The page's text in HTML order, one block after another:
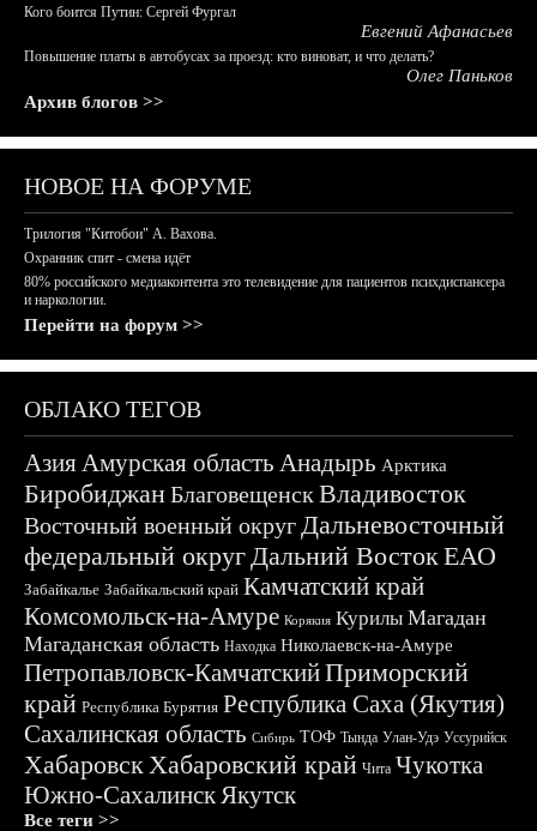
Кого боится Путин: Сергей Фургал
Евгений Афанасьев
Повышение платы в автобусах за проезд: кто виноват, и что делать?
Олег Паньков
Архив блогов >>
НОВОЕ НА ФОРУМЕ
Трилогия "Китобои" А. Вахова.
Охранник спит - смена идёт
80% российского медиаконтента это телевидение для пациентов психдиспансера
и наркологии.
Перейти на форум >>
ОБЛАКО ТЕГОВ
АзияАмурская область Анадырь Арктика
БиробиджанБлаговещенскВладивосток
Восточный военный округДальневосточный
федеральный округДальний ВостокЕАО
Забайкалье Забайкальский край Камчатский край
Комсомольск-на-Амуре Корякия Курилы Магадан
Магаданская область Находка Николаевск-на-Амуре
Петропавловск-КамчатскийПриморский
край Республика Бурятия Республика Саха (Якутия)
Сахалинская область Сибирь ТОФ Тында Улан-Удэ Уссурийск
ХабаровскХабаровский край Чита Чукотка
Южно-СахалинскЯкутск
Все теги >>